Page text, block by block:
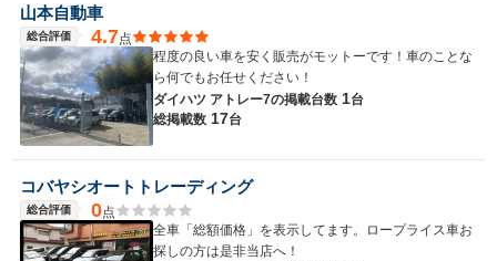
山本自動車
総合評価 4.7点
程度の良い車を安く販売がモットーです！車のことな
ら何でもお任せください！
ダイハツ アトレー7の掲載台数 1台
総掲載数 17台
コバヤシオートトレーディング
総合評価 0点
全車「総額価格」を表示してます。ロープライス車お
探しの方は是非当店へ！